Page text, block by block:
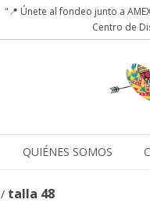
"📍 Únete al fondeo junto a
Centro de
QUIÉNES SOMOS
/ talla 48